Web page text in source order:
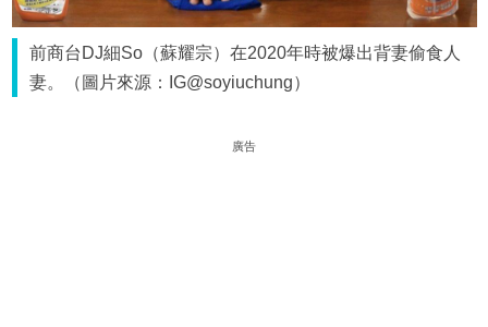
前商台DJ細So（蘇耀宗）在2020年時被爆出背妻偷食人
妻。（圖片來源：IG@soyiuchung）
廣告